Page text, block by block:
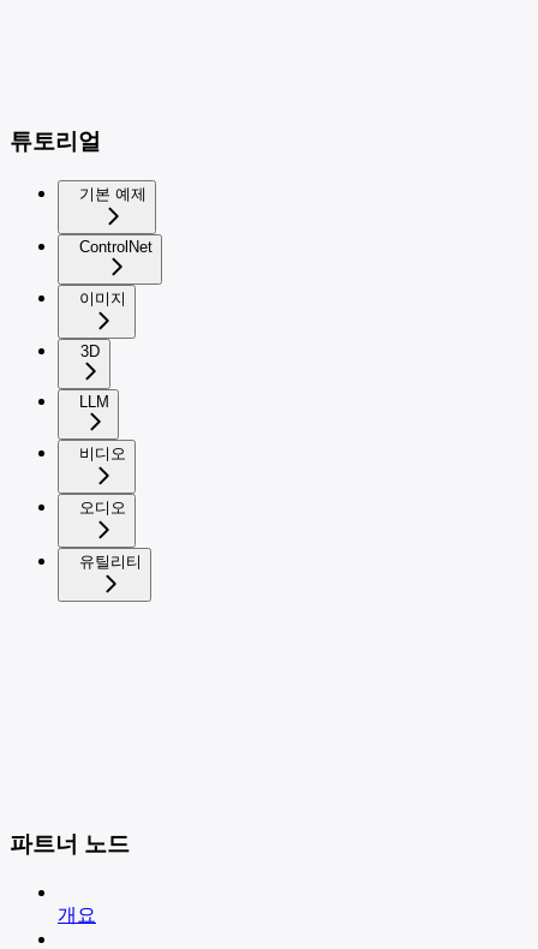
튜토리얼
기본 예제
ControlNet
이미지
3D
LLM
비디오
오디오
유틸리티
파트너 노드
개요